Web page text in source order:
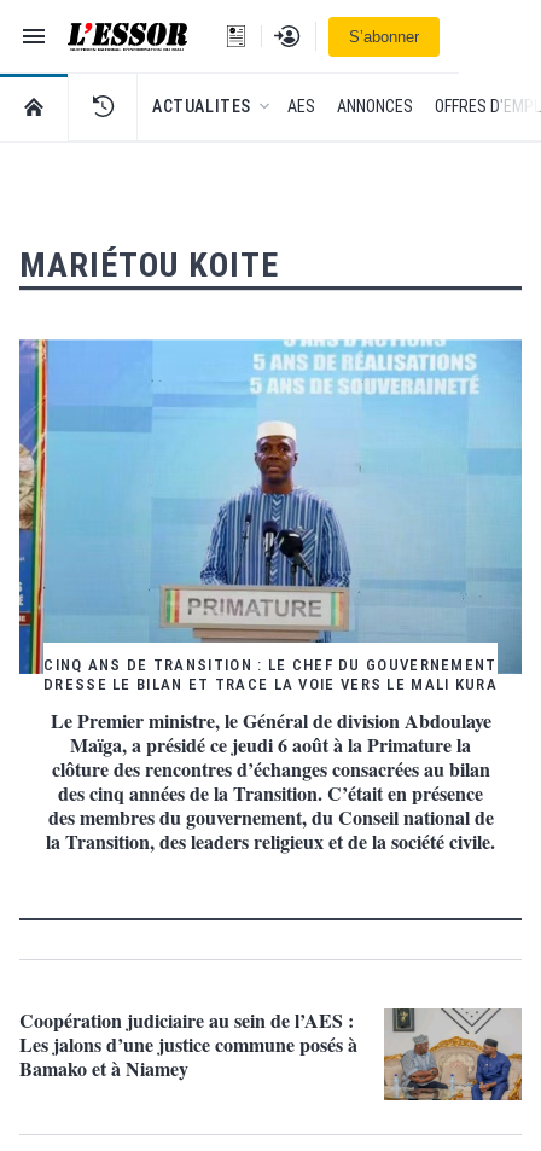
Navigation
L'Essor - retour à la une
Se connecterS’abonner
RETOUR À LA PAGE D’ACCUEIL DE L'ESSOR
ACTUALITES AES ANNONCES OFFRES
MARIÉTOU KOITE
CINQ ANS DE TRANSITION : LE CHEF DU GOUVERNEMENT
DRESSE LE BILAN ET TRACE LA VOIE VERS LE MALI KURA
Le Premier ministre, le Général de division Abdoulaye
Maïga, a présidé ce jeudi 6 août à la Primature la
clôture des rencontres d’échanges consacrées au bilan
des cinq années de la Transition. C’était en présence
des membres du gouvernement, du Conseil national de
la Transition, des leaders religieux et de la société civile.
Coopération judiciaire au sein de l’AES :
Les jalons d’une justice commune posés à
Bamako et à Niamey